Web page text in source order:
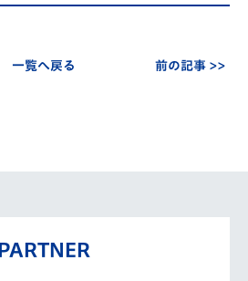
一覧へ戻る 前の記事 >>
PARTNER